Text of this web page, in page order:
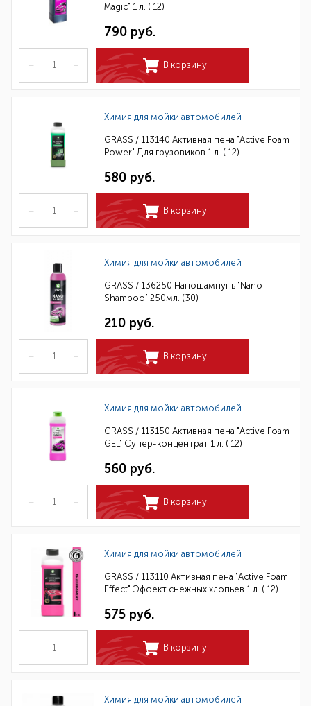
Magic" 1 л. ( 12)
790 руб.
– + В корзину
Химия для мойки автомобилей
GRASS / 113140 Активная пена "Active Foam
Power" Для грузовиков 1 л. ( 12)
580 руб.
– + В корзину
Химия для мойки автомобилей
GRASS / 136250 Наношампунь "Nano
Shampoo" 250мл. (30)
210 руб.
– + В корзину
Химия для мойки автомобилей
GRASS / 113150 Активная пена "Active Foam
GEL" Супер-концентрат 1 л. ( 12)
560 руб.
– + В корзину
Химия для мойки автомобилей
GRASS / 113110 Активная пена "Active Foam
Effect" Эффект снежных хлопьев 1 л. ( 12)
575 руб.
– + В корзину
Химия для мойки автомобилей